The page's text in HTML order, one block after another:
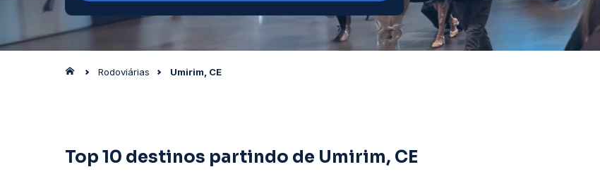
Rodoviárias Umirim, CE
Top 10 destinos partindo de Umirim, CE